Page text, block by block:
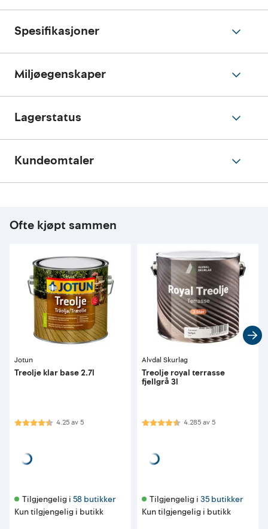
Spesifikasjoner
Miljøegenskaper
Lagerstatus
Kundeomtaler
Ofte kjøpt sammen
Jotun
Treolje klar base 2.7l
Karakter:4.3 av 5 mulige
4.25av5
Tilgjengelig i 58 butikker
Kun tilgjengelig i butikk
Alvdal Skurlag
Treolje royal terrasse
fjellgrå 3l
Karakter:4.3 av 5 mulige
4.285av5
Tilgjengelig i 35 butikker
Kun tilgjengelig i butikk